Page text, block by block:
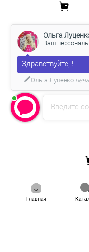
Главная
Введите
Ольга
Ваш
Здравствуйте, !
Ольга Луценко